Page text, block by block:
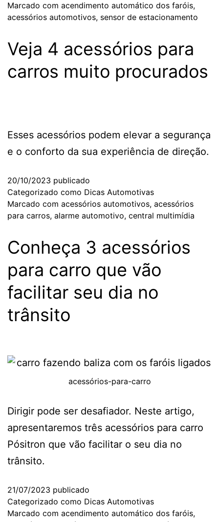
Marcado com acendimento automático dos faróis,
acessórios automotivos, sensor de estacionamento
Veja 4 acessórios para
carros muito procurados
Esses acessórios podem elevar a segurança
e o conforto da sua experiência de direção.
20/10/2023 publicado
Categorizado como Dicas Automotivas
Marcado com acessórios automotivos, acessórios
para carros, alarme automotivo, central multimídia
Conheça 3 acessórios
para carro que vão
facilitar seu dia no
trânsito
acessórios-para-carro
Dirigir pode ser desafiador. Neste artigo,
apresentaremos três acessórios para carro
Pósitron que vão facilitar o seu dia no
trânsito.
21/07/2023 publicado
Categorizado como Dicas Automotivas
Marcado com acendimento automático dos faróis,